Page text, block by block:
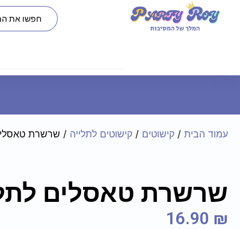
עמוד הבית / קישוטים / קישוטים לתלייה / שרשרת
שרשרת טאסלים
16.90 ₪